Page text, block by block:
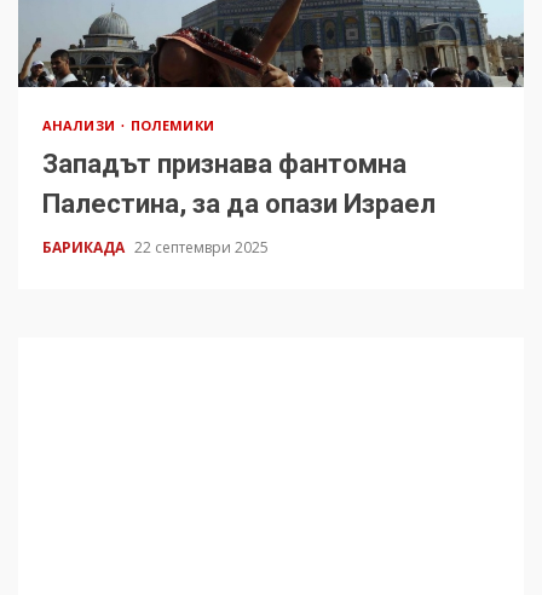
АНАЛИЗИ ПОЛЕМИКИ
Западът признава фантомна
Палестина, за да опази Израел
БАРИКАДА 22 септември 2025